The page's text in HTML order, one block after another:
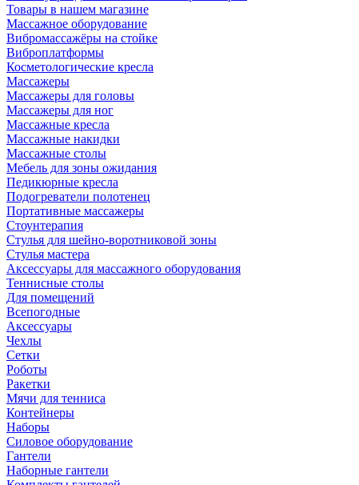
Товары в нашем магазине
Массажное оборудование
Вибромассажёры на стойке
Виброплатформы
Косметологические кресла
Массажеры
Массажеры для головы
Массажеры для ног
Массажные кресла
Массажные накидки
Массажные столы
Мебель для зоны ожидания
Педикюрные кресла
Подогреватели полотенец
Портативные массажеры
Стоунтерапия
Стулья для шейно-воротниковой зоны
Стулья мастера
Аксессуары для массажного оборудования
Теннисные столы
Для помещений
Всепогодные
Аксессуары
Чехлы
Сетки
Роботы
Ракетки
Мячи для тенниса
Контейнеры
Наборы
Силовое оборудование
Гантели
Наборные гантели